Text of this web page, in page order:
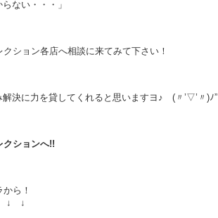
ない・・・」
ション各店へ相談に来てみて下さい！
決に力を貸してくれると思いますヨ♪ (〃’▽’〃)ﾉ”
クションへ!!
ら！
↓